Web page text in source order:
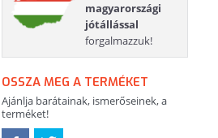
magyarországi
jótállással
forgalmazzuk!
OSSZA MEG A TERMÉKET
Ajánlja barátainak, ismerőseinek, a
terméket!